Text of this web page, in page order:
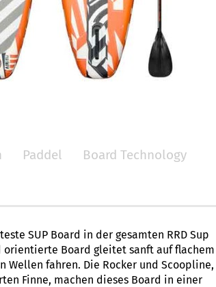
Paddel Board Technology
SUP Board in der gesamten RRD Sup
orientierte Board gleitet sanft auf flachem
Wellen fahren. Die Rocker und Scoopline,
Finne, machen dieses Board in einer